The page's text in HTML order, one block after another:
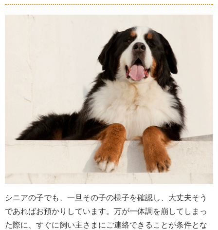
シニアの子でも、一旦その子の様子を確認し、大丈夫そう
であればお預かりしています。 万が一体調を崩してしまっ
た際に、すぐに飼い主さまにご連絡できることが条件とな